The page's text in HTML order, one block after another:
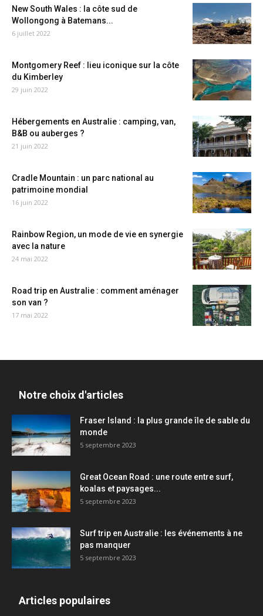
New South Wales : la côte sud de
Wollongong à Batemans...
6 juillet 2022
Montgomery Reef : lieu iconique sur la côte
du Kimberley
29 juin 2022
Hébergements en Australie : camping, van,
B&B ou auberges ?
21 juin 2022
Cradle Mountain : un parc national au
patrimoine mondial
16 juin 2022
Rainbow Region, un mode de vie en synergie
avec la nature
24 mai 2022
Road trip en Australie : comment aménager
son van ?
17 mai 2022
Notre choix d'articles
Fraser Island : la plus grande île de sable du
monde
5 septembre 2023
Great Ocean Road : une route entre surf,
koalas et paysages...
5 septembre 2023
Surf trip en Australie : les événements à ne
pas manquer
5 septembre 2023
Articles populaires